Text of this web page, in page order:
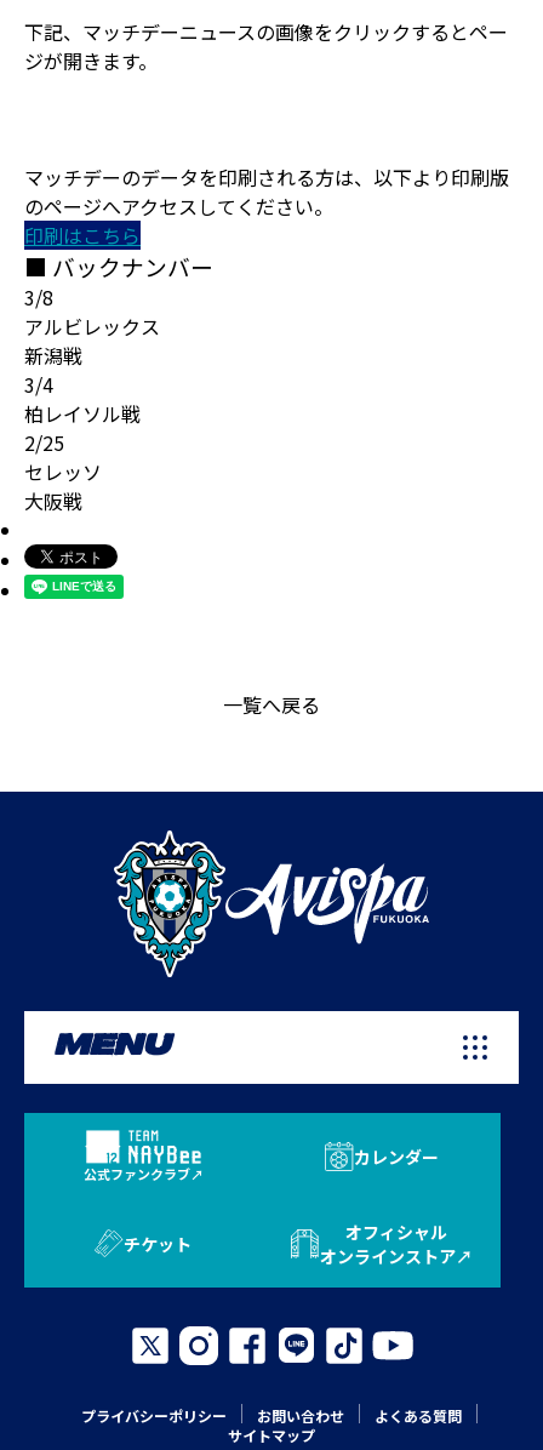
下記、マッチデーニュースの画像をクリックするとペー
ジが開きます。
マッチデーのデータを印刷される方は、以下より印刷版
のページへアクセスしてください。
印刷はこちら
■ バックナンバー
3/8
アルビレックス
新潟戦
3/4
柏レイソル戦
2/25
セレッソ
大阪戦
一覧へ戻る
MENU
公式ファンクラブ
カレンダー
チケット
オフィシャル
オンラインストア
プライバシーポリシー お問い合わせ
よくある質問
サイトマップ